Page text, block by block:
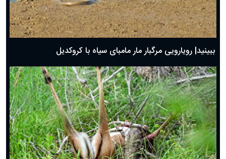
ببینید| رویارویی مرگبار مار مامبای سیاه با کروکدیل